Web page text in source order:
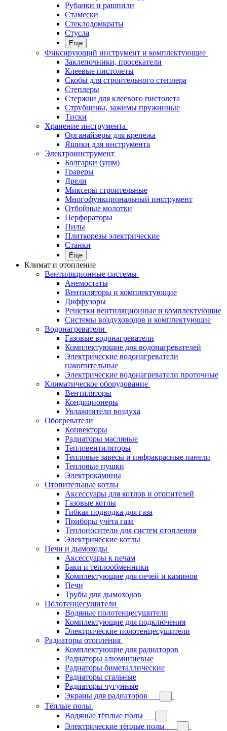
Рубанки и рашпили
Стамески
Стеклодомкраты
Стусла
Еще
Фиксирующий инструмент и комплектующие
Заклепочники, просекатели
Клеевые пистолеты
Скобы для строительного степлера
Степлеры
Стержни для клеевого пистолета
Струбцины, зажимы пружинные
Тиски
Хранение инструмента
Органайзеры для крепежа
Ящики для инструмента
Электроинструмент
Болгарки (ушм)
Граверы
Дрели
Миксеры строительные
Многофункциональный инструмент
Отбойные молотки
Перфораторы
Пилы
Плиткорезы электрические
Станки
Еще
Климат и отопление
Вентиляционные системы
Анемостаты
Вентиляторы и комплектующие
Диффузоры
Решетки вентиляционные и комплектующие
Системы воздуховодов и комплектующие
Водонагреватели
Газовые водонагреватели
Комплектующие для водонагревателей
Электрические водонагреватели
накопительные
Электрические водонагреватели проточные
Климатическое оборудование
Вентиляторы
Кондиционеры
Увлажнители воздуха
Обогреватели
Конвекторы
Радиаторы масляные
Тепловентиляторы
Тепловые завесы и инфракрасные панели
Тепловые пушки
Электрокамины
Отопительные котлы
Аксессуары для котлов и отопителей
Газовые котлы
Гибкая подводка для газа
Приборы учёта газа
Теплоносители для систем отопления
Электрические котлы
Печи и дымоходы
Аксессуары к печам
Баки и теплообменники
Комплектующие для печей и каминов
Печи
Трубы для дымоходов
Полотенцесушители
Водяные полотенцесушители
Комплектующие для подключения
Электрические полотенцесушители
Радиаторы отопления
Комплектующие для радиаторов
Радиаторы алюминиевые
Радиаторы биметаллические
Радиаторы стальные
Радиаторы чугунные
Экраны для радиаторов
Тёплые полы
Водяные тёплые полы
Электрические тёплые полы